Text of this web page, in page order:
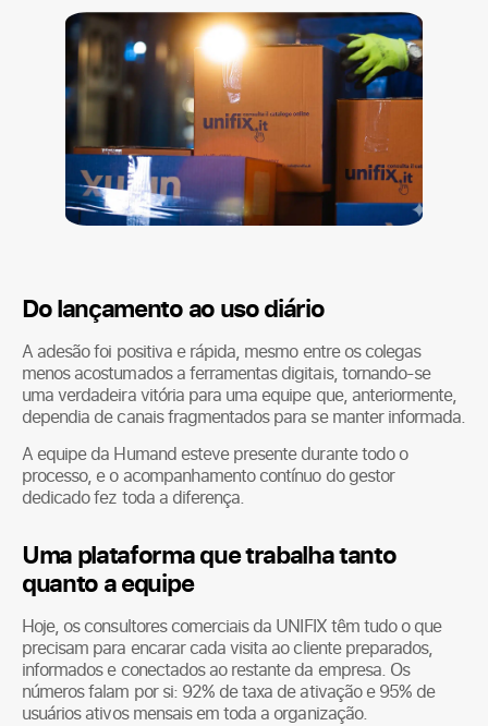
Do lançamento ao uso diário
A adesão foi positiva e rápida, mesmo entre os colegas
menos acostumados a ferramentas digitais, tornando-se
uma verdadeira vitória para uma equipe que, anteriormente,
dependia de canais fragmentados para se manter informada.
A equipe da Humand esteve presente durante todo o
processo, e o acompanhamento contínuo do gestor
dedicado fez toda a diferença.
Uma plataforma que trabalha tanto
quanto a equipe
Hoje, os consultores comerciais da UNIFIX têm tudo o que
precisam para encarar cada visita ao cliente preparados,
informados e conectados ao restante da empresa. Os
números falam por si: 92% de taxa de ativação e 95% de
usuários ativos mensais em toda a organização.